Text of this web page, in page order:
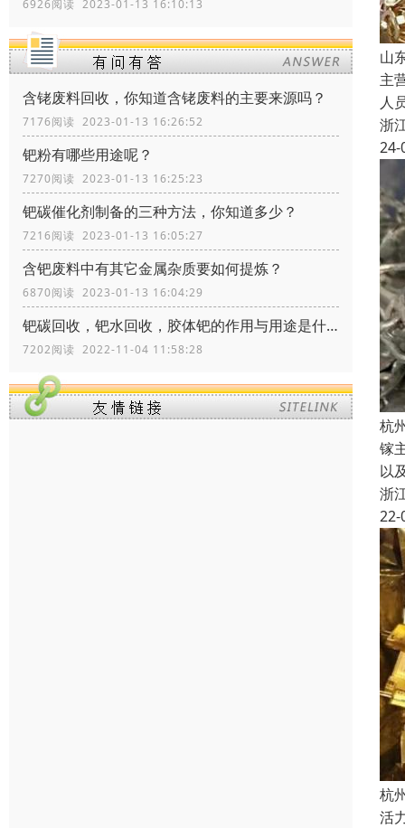
6926阅读 2023-01-13 16:10:13
含铑废料回收，你知道含铑废料的主要来源吗？
7176阅读 2023-01-13 16:26:52
钯粉有哪些用途呢？
7270阅读 2023-01-13 16:25:23
钯碳催化剂制备的三种方法，你知道多少？
7216阅读 2023-01-13 16:05:27
含钯废料中有其它金属杂质要如何提炼？
6870阅读 2023-01-13 16:04:29
钯碳回收，钯水回收，胶体钯的作用与用途是什么
7202阅读 2022-11-04 11:58:28
山
主
人
浙
24-
杭
镓
以
浙
22-
杭
活